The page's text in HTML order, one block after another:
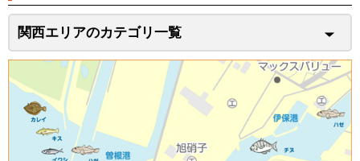
関西エリアのカテゴリ一覧